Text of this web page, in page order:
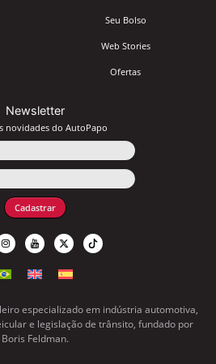
Seu Bolso
Web Stories
Ofertas
Newsletter
novidades do AutoPapo
Cadastrar
especializado em indústria automotiva,
e legislação de trânsito, fundado por
Boris Feldman.